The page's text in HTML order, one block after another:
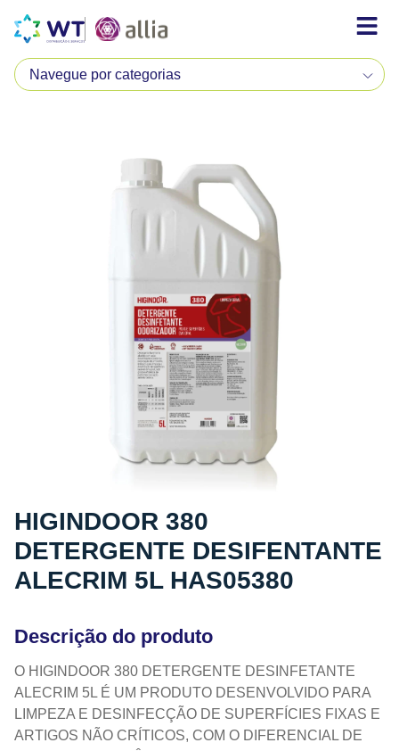
HIGINDOOR 380
DETERGENTE DESIFENTANTE
ALECRIM 5L HAS05380
Descrição do produto
O HIGINDOOR 380 DETERGENTE DESINFETANTE
ALECRIM 5L É UM PRODUTO DESENVOLVIDO PARA
LIMPEZA E DESINFECÇÃO DE SUPERFÍCIES FIXAS E
ARTIGOS NÃO CRÍTICOS, COM O DIFERENCIAL DE